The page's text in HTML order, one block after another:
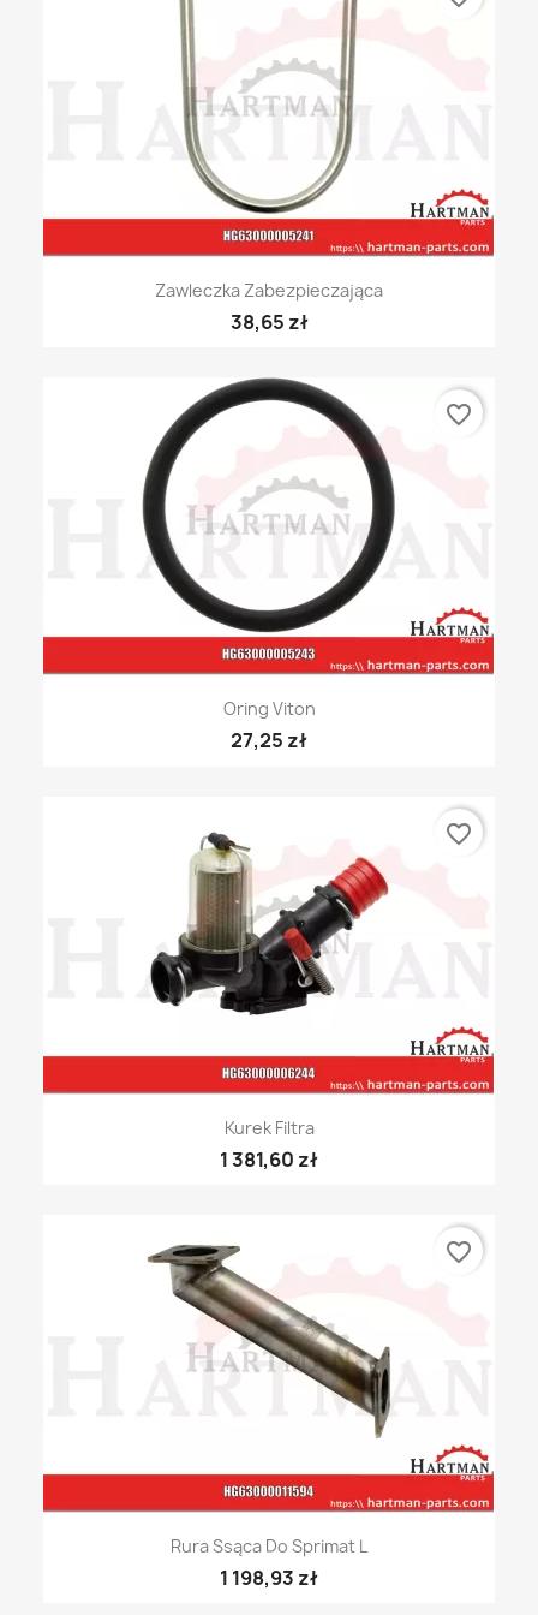
Zawleczka Zabezpieczająca
38,65 zł
Oring Viton
27,25 zł
favorite_border
Kurek Filtra
1 381,60 zł
favorite_border
Rura Ssąca Do Sprimat L
1 198,93 zł
favorite_border